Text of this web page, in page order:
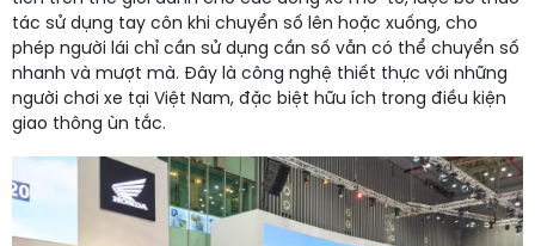
tác sử dụng tay côn khi chuyển số lên hoặc xuống, cho
phép người lái chỉ cần sử dụng cần số vẫn có thể chuyển số
nhanh và mượt mà. Đây là công nghệ thiết thực với những
người chơi xe tại Việt Nam, đặc biệt hữu ích trong điều kiện
giao thông ùn tắc.